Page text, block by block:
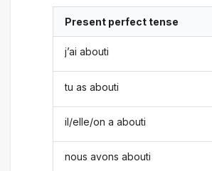
Present perfect tense
j’ai abouti
tu as abouti
il/elle/on a abouti
nous avons abouti